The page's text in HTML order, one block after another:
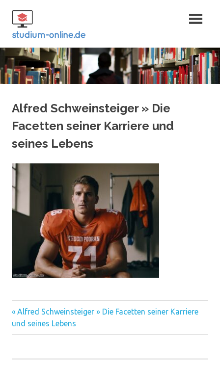
Inhalt
springen
Fernstudium
und Bachelor
Alfred Schweinsteiger » Die
Facetten seiner Karriere und
seines Lebens
Beitragsnavigation
Vorheriger
Beitrag:
Alfred Schweinsteiger » Die Facetten seiner Karriere
und seines Lebens